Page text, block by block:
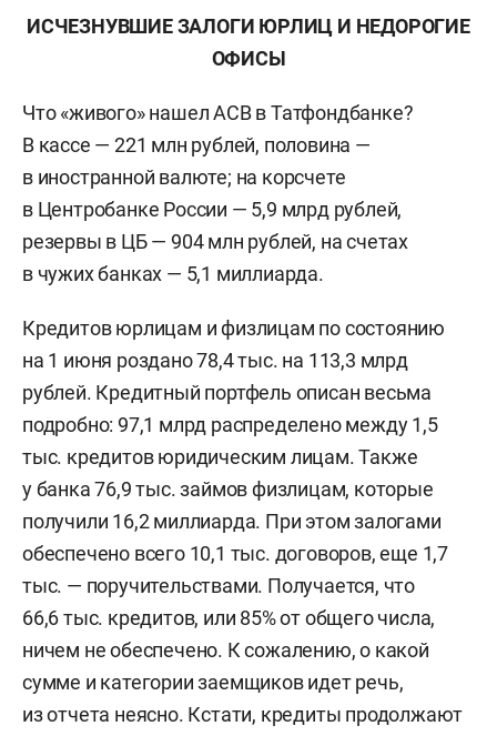
ИСЧЕЗНУВШИЕ ЗАЛОГИ ЮРЛИЦ И НЕДОРОГИЕ
ОФИСЫ
Что «живого» нашел АСВ в Татфондбанке?
В кассе — 221 млн рублей, половина —
в иностранной валюте; на корсчете
в Центробанке России — 5,9 млрд рублей,
резервы в ЦБ — 904 млн рублей, на счетах
в чужих банках — 5,1 миллиарда.
Кредитов юрлицам и физлицам по состоянию
на 1 июня роздано 78,4 тыс. на 113,3 млрд
рублей. Кредитный портфель описан весьма
подробно: 97,1 млрд распределено между 1,5
тыс. кредитов юридическим лицам. Также
у банка 76,9 тыс. займов физлицам, которые
получили 16,2 миллиарда. При этом залогами
обеспечено всего 10,1 тыс. договоров, еще 1,7
тыс. — поручительствами. Получается, что
66,6 тыс. кредитов, или 85% от общего числа,
ничем не обеспечено. К сожалению, о какой
сумме и категории заемщиков идет речь,
из отчета неясно. Кстати, кредиты продолжают